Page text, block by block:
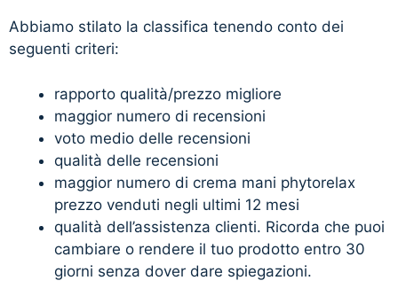
Abbiamo stilato la classifica tenendo conto dei
seguenti criteri:
rapporto qualità/prezzo migliore
maggior numero di recensioni
voto medio delle recensioni
qualità delle recensioni
maggior numero di crema mani phytorelax
prezzo venduti negli ultimi 12 mesi
qualità dell’assistenza clienti. Ricorda che puoi
cambiare o rendere il tuo prodotto entro 30
giorni senza dover dare spiegazioni.